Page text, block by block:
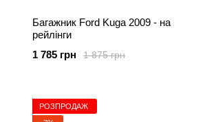
Багажник Ford Kuga 2009 - на
рейлінги
1 875 грн
1 785 грн
РОЗПРОДАЖ